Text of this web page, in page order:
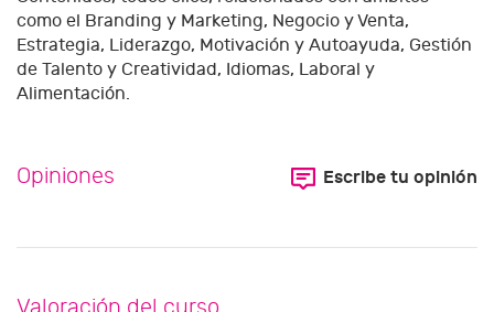
como el Branding y Marketing, Negocio y Venta,
Estrategia, Liderazgo, Motivación y Autoayuda, Gestión
de Talento y Creatividad, Idiomas, Laboral y
Alimentación.
Opiniones Escribe tu opinión